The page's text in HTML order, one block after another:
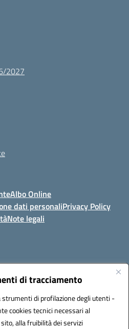
di tracciamento
di profilazione degli utenti -
cookies tecnici necessari al
alla fruibilità dei servizi
2027
Albo Online
dati personaliPrivacy Policy
Note legali
27 90133 - Palermo
pais03600r@pec.istruzione.it